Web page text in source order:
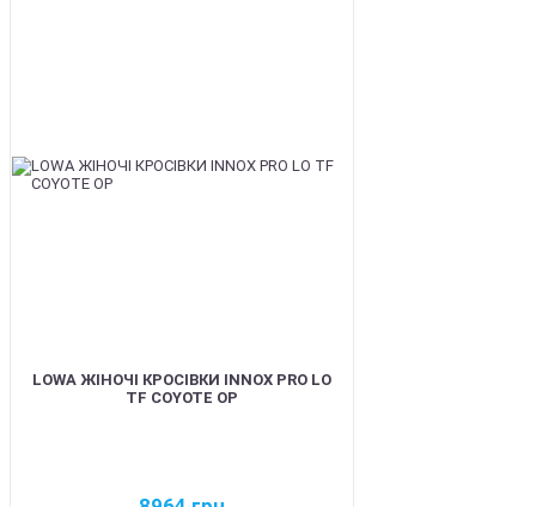
LOWA ЖІНОЧІ КРОСІВКИ INNOX PRO LO
TF COYOTE OP